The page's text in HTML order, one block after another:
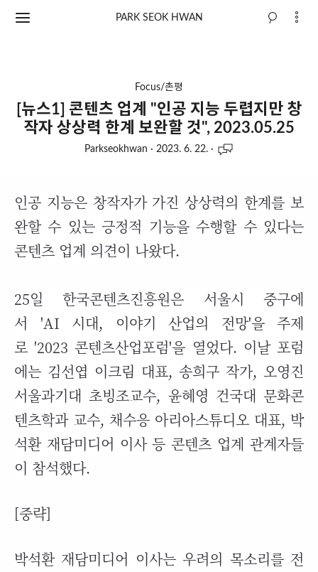
PARK SEOK HWAN
Focus/촌평
[뉴스1] 콘텐츠 업계 "인공 지능 두렵지만 창
작자 상상력 한계 보완할 것", 2023.05.25
Parkseokhwan · 2023. 6. 22. ·
인공 지능은 창작자가 가진 상상력의 한계를 보
완할 수 있는 긍정적 기능을 수행할 수 있다는
콘텐츠 업계 의견이 나왔다.
25일 한국콘텐츠진흥원은 서울시 중구에
서
'AI
시대, 이야기 산업의 전망'을 주제
로 '2023 콘텐츠산업포럼'을 열었다. 이날 포럼
에는 김선엽 이크림 대표, 송희구 작가, 오영진
서울과기대 초빙조교수, 윤혜영 건국대 문화콘
텐츠학과 교수, 채수응 아리아스튜디오 대표, 박
석환 재담미디어 이사 등 콘텐츠 업계 관계자들
이 참석했다.
[중략]
박석환 재담미디어 이사는 우려의 목소리를 전